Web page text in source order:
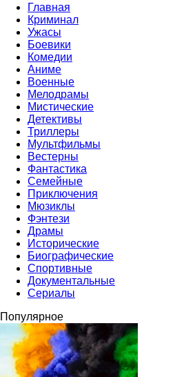
Главная
Криминал
Ужасы
Боевики
Комедии
Аниме
Военные
Мелодрамы
Мистические
Детективы
Триллеры
Мультфильмы
Вестерны
Фантастика
Семейные
Приключения
Мюзиклы
Фэнтези
Драмы
Исторические
Биографические
Спортивные
Документальные
Сериалы
Популярное